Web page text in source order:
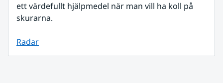
ett värdefullt hjälpmedel när man vill ha koll på
skurarna.
Radar